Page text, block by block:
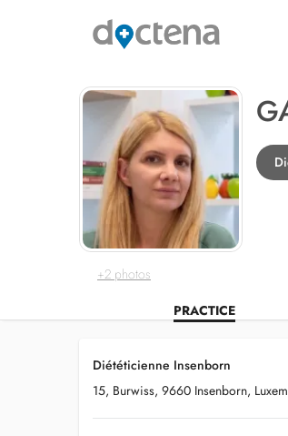
+2 photos
PRACTICE
Diététicienne Insenborn
15, Burwiss, 9660 Insenborn,